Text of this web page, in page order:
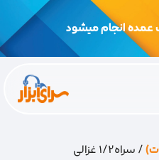
انجام میشود
/ سراه1/2 غزالی